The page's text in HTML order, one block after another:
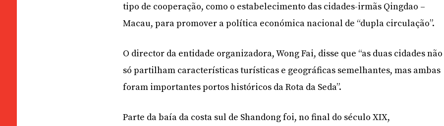
tipo de cooperação, como o estabelecimento das cidades-irmãs Qingdao –
Macau, para promover a política económica nacional de “dupla circulação”.
O director da entidade organizadora, Wong Fai, disse que “as duas cidades não
só partilham características turísticas e geográficas semelhantes, mas ambas
foram importantes portos históricos da Rota da Seda”.
Parte da baía da costa sul de Shandong foi, no final do século XIX,